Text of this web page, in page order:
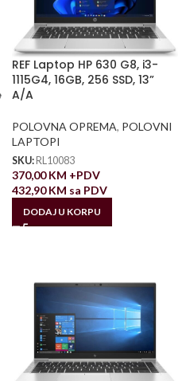
REF Laptop HP 630 G8, i3-
1115G4, 16GB, 256 SSD, 13”
A/A
POLOVNA OPREMA, POLOVNI
LAPTOPI
SKU: RL10083
370,00KM +PDV
432,90KM sa PDV
DODAJ U KORPU